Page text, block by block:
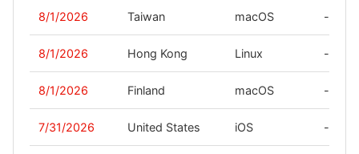
8/1/2026 Taiwan macOS -
8/1/2026 Hong Kong Linux -
8/1/2026 Finland macOS -
7/31/2026 United States iOS -